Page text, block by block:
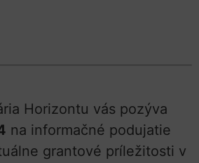
Horizontu vás pozýva
na informačné podujatie
grantové príležitosti v